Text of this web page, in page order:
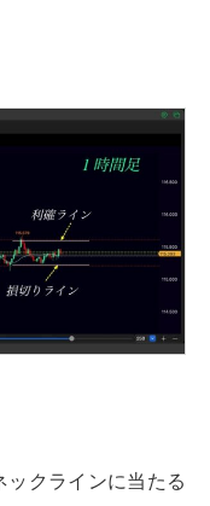
クラインに当たる